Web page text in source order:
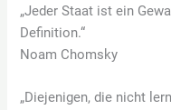
„Jeder Staat ist ein
Definition.“
Noam Chomsky
„Diejenigen, die nicht